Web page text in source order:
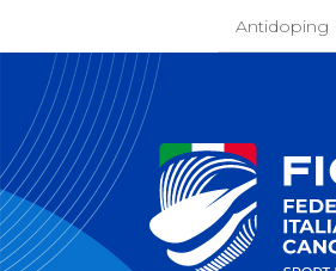
Antidoping
Home